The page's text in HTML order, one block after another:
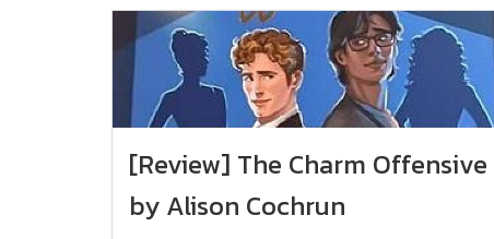
TheLong Game ประกอบกั...
[Review] The Charm Offensive
by Alison Cochrun